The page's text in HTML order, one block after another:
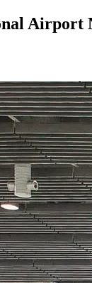
Airport